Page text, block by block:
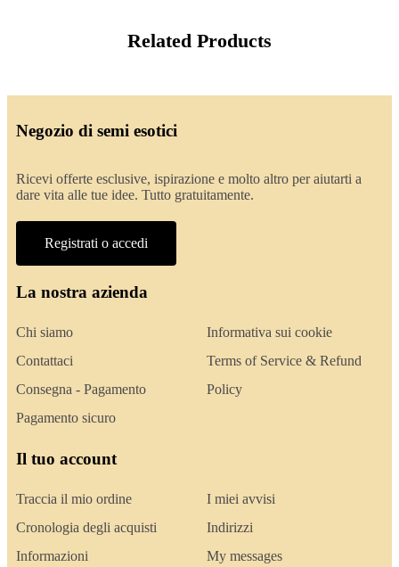
Related Products
Negozio di semi esotici
Ricevi offerte esclusive, ispirazione e molto altro per aiutarti a
dare vita alle tue idee. Tutto gratuitamente.
Registrati o accedi
La nostra azienda
Chi siamo
Contattaci
Consegna - Pagamento
Pagamento sicuro
Informativa sui cookie
Terms of Service & Refund
Policy
Il tuo account
Traccia il mio ordine
Cronologia degli acquisti
Informazioni
I miei avvisi
Indirizzi
My messages